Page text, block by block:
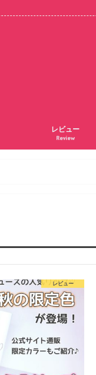
レビュー
Review
レビュー